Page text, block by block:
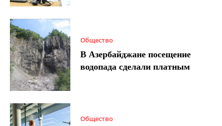
Общество
В Азербайджане посещение
водопада сделали платным
Общество